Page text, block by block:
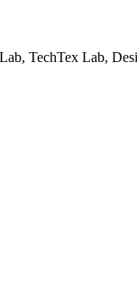
TechTex Lab,